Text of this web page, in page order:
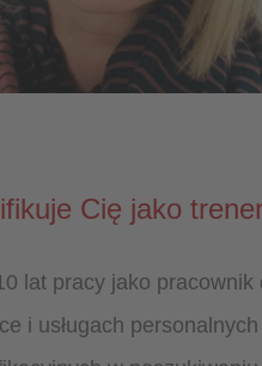
Cię jako
lat pracy jako pracownik
i usługach